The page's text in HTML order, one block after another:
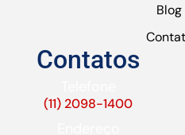
Blog
Contatos
(11) 2098-1400